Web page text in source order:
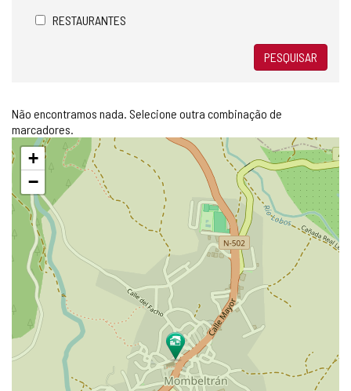
RESTAURANTES
PESQUISAR
Não encontramos nada. Selecione outra combinação de
marcadores.
Pular
mapa
+
−